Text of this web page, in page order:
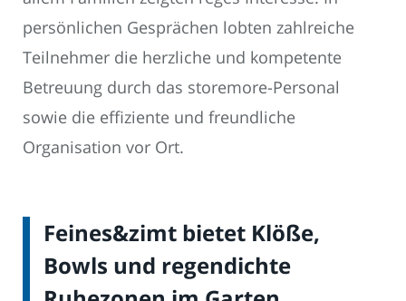
persönlichen Gesprächen lobten zahlreiche
Teilnehmer die herzliche und kompetente
Betreuung durch das storemore-Personal
sowie die effiziente und freundliche
Organisation vor Ort.
Feines&zimt bietet Klöße,
Bowls und regendichte